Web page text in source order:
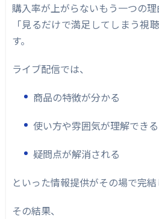
購入率が上がらないもう一つの理
「見るだけで満足してしまう視
す。
ライブ配信では、
商品の特徴が分かる
使い方や雰囲気が理解できる
疑問点が解消される
といった情報提供がその場で完結
その結果、